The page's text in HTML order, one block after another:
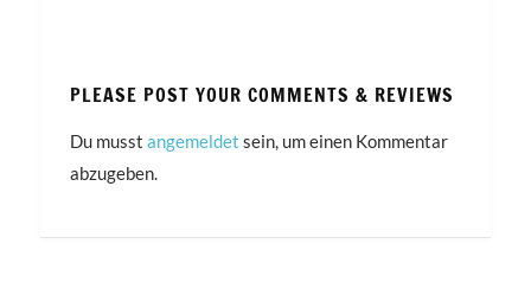
PLEASE POST YOUR COMMENTS & REVIEWS
Du musst angemeldet sein, um einen Kommentar
abzugeben.